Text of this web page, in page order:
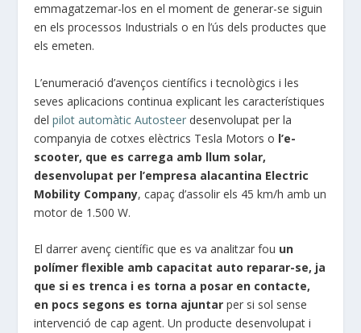
emmagatzemar-los en el moment de generar-se siguin
en els processos Industrials o en l’ús dels productes que
els emeten.
L’enumeració d’avenços científics i tecnològics i les
seves aplicacions continua explicant les característiques
delpilot automàtic Autosteer desenvolupat per la
companyia de cotxes elèctrics Tesla Motors o l’e-
scooter, que es carrega amb llum solar,
desenvolupat per l’empresa alacantina Electric
Mobility Company, capaç d’assolir els 45 km/h amb un
motor de 1.500 W.
El darrer avenç científic que es va analitzar fou un
polímer flexible amb capacitat auto reparar-se, ja
que si es trenca i es torna a posar en contacte,
en pocs segons es torna ajuntar per si sol sense
intervenció de cap agent. Un producte desenvolupat i